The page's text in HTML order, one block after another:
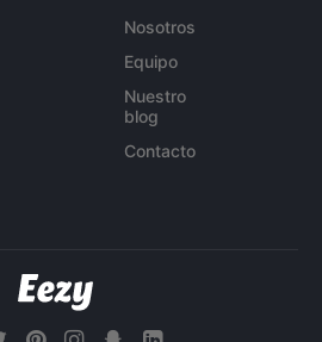
Nosotros
Equipo
Nuestro
blog
Contacto